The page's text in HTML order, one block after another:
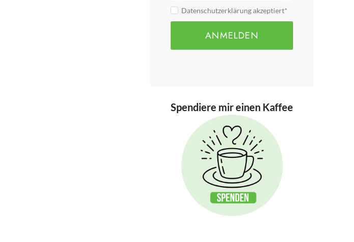
Datenschutzerklärung akzeptiert*
ANMELDEN
Spendiere mir einen Kaffee